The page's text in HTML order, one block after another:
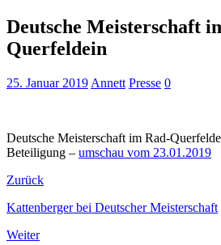
Deutsche Meisterschaft
Querfeldein
25. Januar 2019 Annett Presse 0
Deutsche Meisterschaft im Rad-
Beteiligung – umschau vom 23.01.2019
Zurück
Kattenberger bei Deutscher Meisterschaft
Weiter